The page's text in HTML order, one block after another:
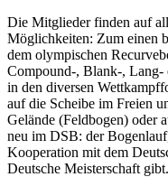
Die Mitglieder finden auf
Möglichkeiten: Zum einen
dem olympischen
Compound-, Blank-, Lang-
in den diversen
auf die Scheibe im Freien
Gelände (Feldbogen) oder
neu im DSB: der
Kooperation mit dem
Deutsche Meisterschaft gibt.